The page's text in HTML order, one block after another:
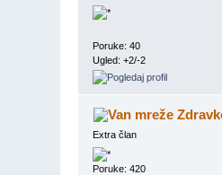
Poruke: 40
Ugled: +2/-2
Extra član
Poruke: 420